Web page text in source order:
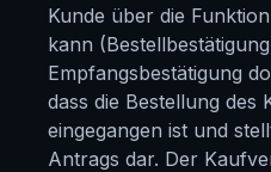
Kunde über die
kann
Empfangsbestätigung
dass die Bestellung des
eingegangen ist und
Antrags dar. Der